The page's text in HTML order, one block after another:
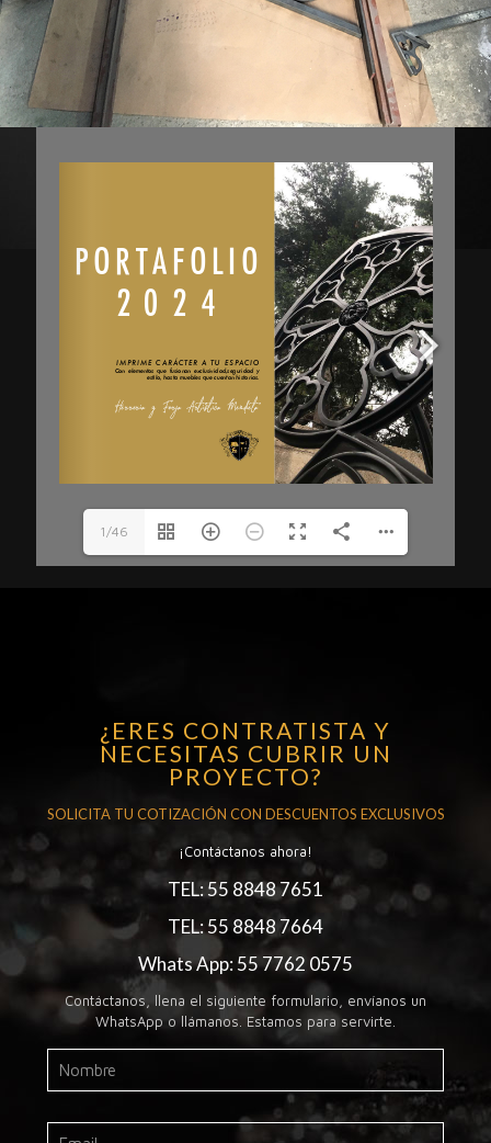
1/46
¿ERES CONTRATISTA Y
NECESITAS CUBRIR UN
PROYECTO?
SOLICITA TU COTIZACIÓN CON DESCUENTOS EXCLUSIVOS
¡Contáctanos ahora!
TEL: 55 8848 7651
TEL: 55 8848 7664
Whats App: 55 7762 0575
Contáctanos, llena el siguiente formulario, envíanos un
WhatsApp o llámanos. Estamos para servirte.